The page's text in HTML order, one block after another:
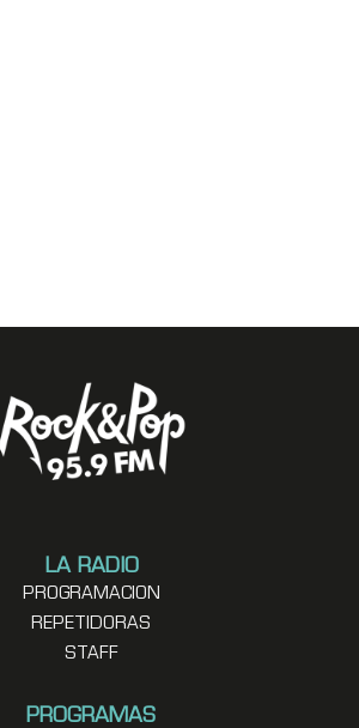
LA RADIO
PROGRAMACION
REPETIDORAS
STAFF
PROGRAMAS